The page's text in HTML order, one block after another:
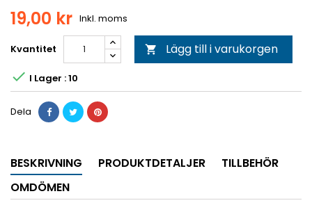
19,00 kr Inkl. moms
Kvantitet  Lägg till i varukorgen
 I Lager : 10
Dela
BESKRIVNING PRODUKTDETALJER
TILLBEHÖR
OMDÖMEN